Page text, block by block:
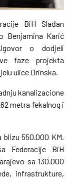
BiH Slađan
Benjamina Karić
o dodjeli
faze projekta
ulice Drinska.
kanalizacione
metra fekalnog i
550.000 KM.
Federacije BiH
sa 130.000
infrastrukture,